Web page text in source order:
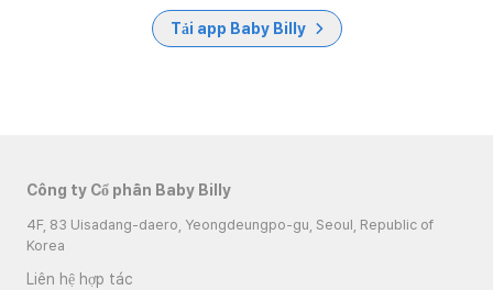
Tải app Baby Billy
Công ty Cổ phần Baby Billy
4F, 83 Uisadang-daero, Yeongdeungpo-gu, Seoul, Republic of
Korea
Liên hệ hợp tác